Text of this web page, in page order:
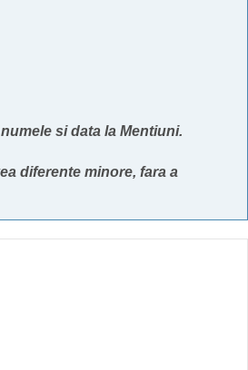
si data la Mentiuni.
diferente minore, fara a